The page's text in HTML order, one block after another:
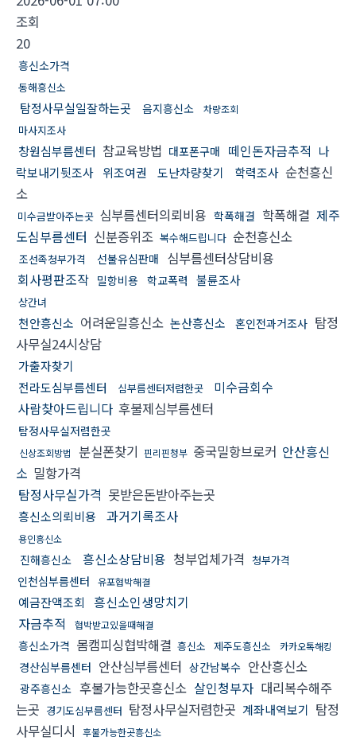
조회
20
흥신소가격
동해흥신소
탐정사무실일잘하는곳 음지흥신소 차량조회
마사지조사
창원심부름센터 참교육방법 대포폰구매 떼인돈자금추적 나
락보내기뒷조사 위조여권 도난차량찾기 학력조사 순천흥신
소
미수금받아주는곳 심부름센터의뢰비용 학폭해결 학폭해결 제주
도심부름센터 신분증위조 복수해드립니다 순천흥신소
조선족청부가격 선불유심판매 심부름센터상담비용
회사평판조작 밀항비용 학교폭력 불륜조사
상간녀
천안흥신소 어려운일흥신소 논산흥신소 혼인전과거조사 탐정
사무실24시상담
가출자찾기
전라도심부름센터
심부름센터저렴한곳
미수금회수
사람찾아드립니다 후불제심부름센터
탐정사무실저렴한곳
신상조회방법 분실폰찾기 핀리핀청부 중국밀항브로커 안산흥신
소 밀항가격
탐정사무실가격 못받은돈받아주는곳
흥신소의뢰비용 과거기록조사
용인흥신소
진해흥신소 흥신소상담비용 청부업체가격 청부가격
인천심부름센터 유포협박해결
예금잔액조회
흥신소인생망치기
자금추적
협박받고있을때해결
흥신소가격 몸캠피싱협박해결 흥신소 제주도흥신소 카카오톡해킹
경산심부름센터 안산심부름센터 상간남복수 안산흥신소
광주흥신소 후불가능한곳흥신소 살인청부자 대리복수해주
는곳 경기도심부름센터 탐정사무실저렴한곳 계좌내역보기 탐정
사무실디시
후불가능한곳흥신소